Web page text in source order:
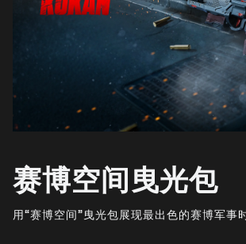
黑色组织
COMBAT BUILDS
游戏
新闻
取消
动视有权随时更新、替换或删除此游戏内容
分享
电子邮
复制
赛博空间曳光包
用“赛博空间”曳光包展现最出色的赛博军事